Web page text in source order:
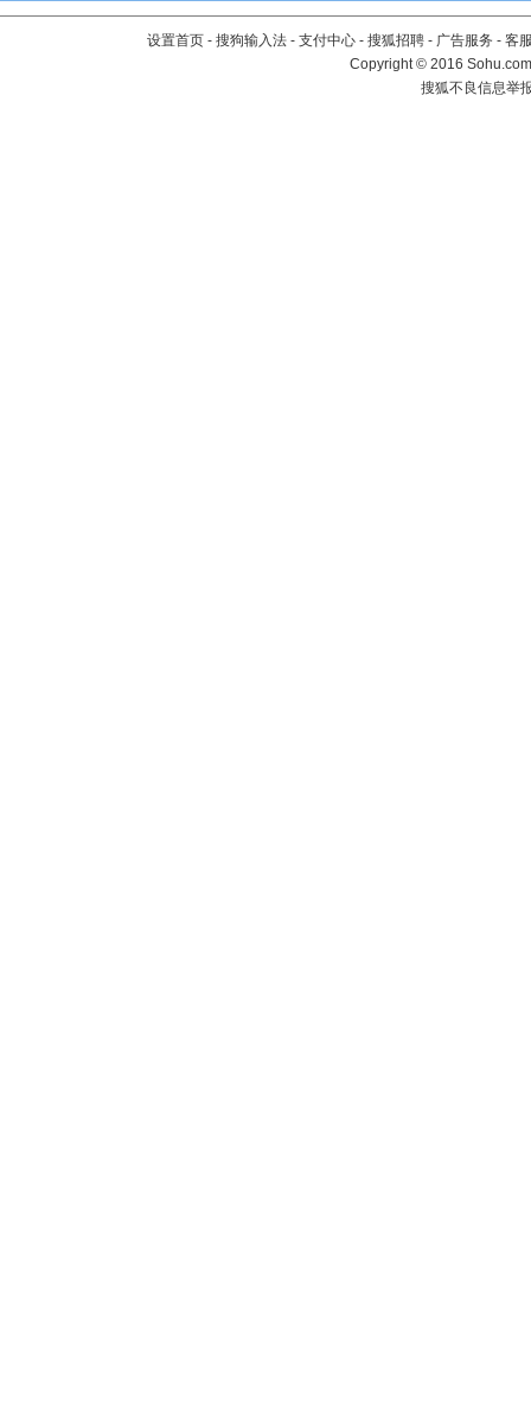
设置首页 - 搜狗输入法 - 支付中心 - 搜狐招聘 - 广告服务 - 客
Copyright©2016
搜狐不良信息举